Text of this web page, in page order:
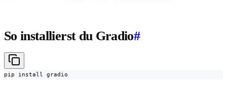
So installierst du Gradio#
pip install gradio